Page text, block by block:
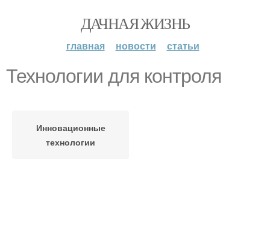
ДАЧНАЯ ЖИЗНЬ
главная новости статьи
Технологии для контроля
Инновационные
технологии